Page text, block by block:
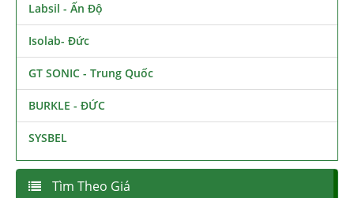
Labsil - Ấn Độ
Isolab- Đức
GT SONIC - Trung Quốc
BURKLE - ĐỨC
SYSBEL
Tìm Theo Giá